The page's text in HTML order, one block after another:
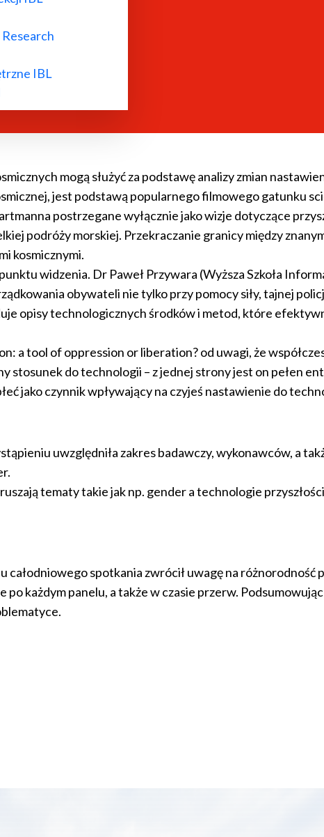
IBL
W niektórych traktatach artes mechanicae były zaliczane
odgrywające ludzkie role. Anna Madys zauważa, że
które posiadają niewiele cech ludzkich (albo nie
KIT, obejmującą m.in. informacje o
mogą służyć za podstawę analizy zmian
jest podstawą popularnego filmowego gatunku
postrzegane wyłącznie jako wizje dotyczące
podróży morskiej. Przekraczanie granicy między
kosmicznymi.
widzenia. Dr Paweł Przywara (Wyższa Szkoła
obywateli nie tylko przy pomocy siły, tajnej
opisy technologicznych środków i metod, które
a tool of oppression or liberation? od uwagi, że
do technologii – z jednej strony jest on pełen
jako czynnik wpływający na czyjeś nastawienie do
uwzględniła zakres badawczy, wykonawców, a
tematy takie jak np. gender a technologie
spotkania zwrócił uwagę na różnorodność
każdym panelu, a także w czasie przerw.